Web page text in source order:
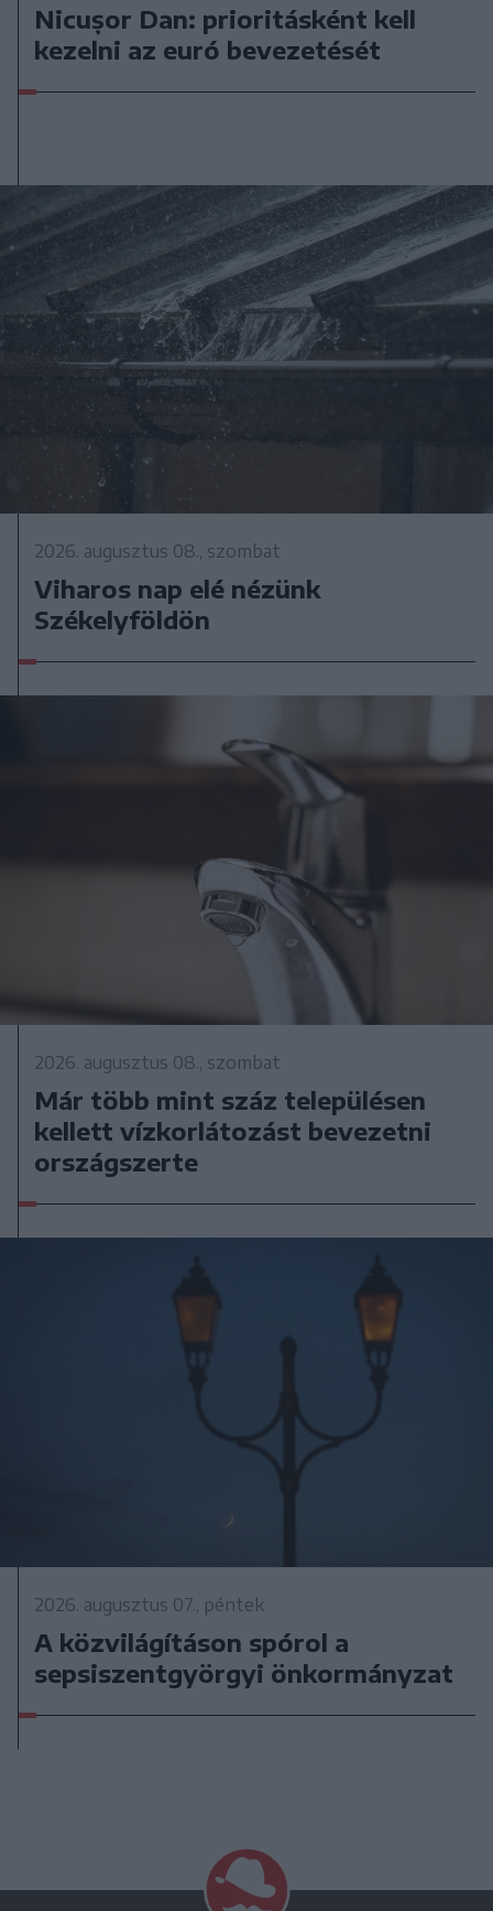
Nicușor Dan: prioritásként kell
kezelni az euró bevezetését
2026. augusztus 08., szombat
Viharos nap elé nézünk
Székelyföldön
2026. augusztus 08., szombat
Már több mint száz településen
kellett vízkorlátozást bevezetni
országszerte
2026. augusztus 07., péntek
A közvilágításon spórol a
sepsiszentgyörgyi önkormányzat